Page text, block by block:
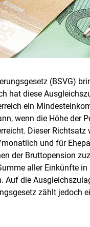
Skip to
(BSVG)
hat diese
ein
wenn die Höhe der
Dieser
und für
der Bruttopension
aller Einkünfte in
die
zählt jedoch